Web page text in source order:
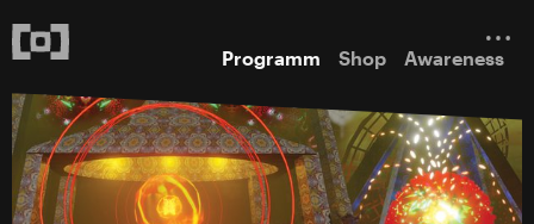
Programm Shop Awareness